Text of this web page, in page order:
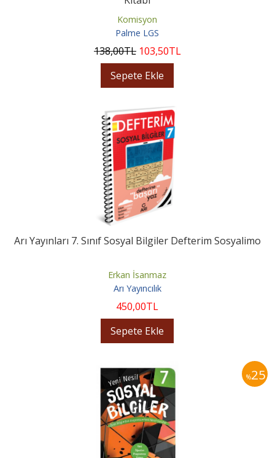
Komisyon
Palme LGS
138,00TL 103,50TL
Sepete Ekle
Arı Yayınları 7. Sınıf Sosyal Bilgiler Defterim Sosyalimo
Erkan İsanmaz
Arı Yayıncılık
450,00TL
Sepete Ekle
%25